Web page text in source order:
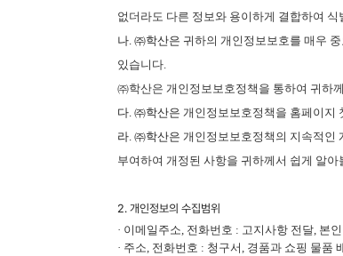
없더라도 다른 정보와 용이하게 결합하여
나. ㈜학산은 귀하의 개인정보보호를 매우
있습니다.
㈜학산은 개인정보보호정책을 통하여 귀하
다. ㈜학산은 개인정보보호정책을 홈페이지
라. ㈜학산은 개인정보보호정책의 지속적인
부여하여 개정된 사항을 귀하께서 쉽게 알
2. 개인정보의 수집범위
· 이메일주소, 전화번호 : 고지사항 전달, 본
· 주소, 전화번호 : 청구서, 경품과 쇼핑 물품